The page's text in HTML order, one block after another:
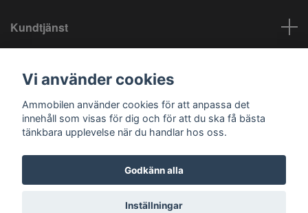
Kundtjänst
Sociala medier
© 2026 Ammobilen
Vi använder cookies
Ammobilen använder cookies för att anpassa det
innehåll som visas för dig och för att du ska få bästa
tänkbara upplevelse när du handlar hos oss.
Godkänn alla
Inställningar